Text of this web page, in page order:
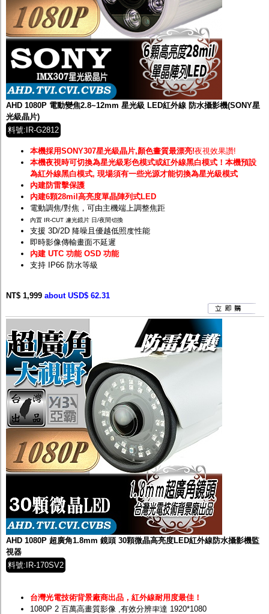
AHD 1080P 電動變焦2.8~12mm 星光級 LED紅外線 防水攝影機(SONY星
光級晶片)
料號:IR-G2812
本機採用SONY307星光級晶片,顏色畫質最漂亮!夜視效果讚!
本機夜視時可切換為星光級彩色模式或紅外線黑白模式！ 本機預設
為紅外線黑白模式, 現場須有一些光源才能切換為星光級模式
內建防雷擊保護
內建6顆28mil高亮度單晶陣列式LED
電動調焦/對焦，可由主機端上調整焦距
內置 IR-CUT 濾光鏡片 日/夜間切換
支援 3D/2D 降噪且優越低照度性能
即時影像傳輸畫面不延遲
內建 UTC 功能 OSD 功能
支持 IP66 防水等級
NT$ 1,999 about USD$ 62.31
AHD 1080P 超廣角1.8mm 鏡頭 30顆微晶高亮度LED紅外線防水攝影機監
視器
料號:IR-170SV2
台灣光電技術背景廠商出品，紅外線耐用度最佳！
1080P 2 百萬高畫質影像 ,有效分辨率達 1920*1080